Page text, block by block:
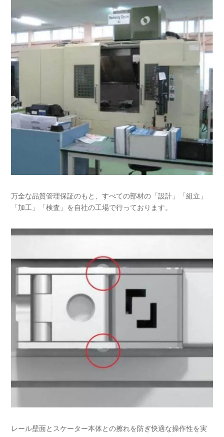
万全な品質管理保証のもと、すべての部材の「設計」「組立」
「加工」「検査」を自社の工場で行っております。
レール壁面とスケーター本体との擦れを防ぎ快適な操作性を実